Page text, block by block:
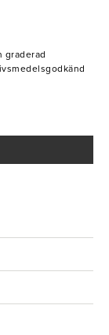
graderad